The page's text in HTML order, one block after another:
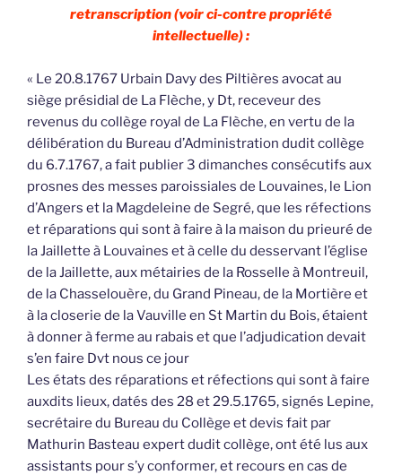
retranscription (voir ci-contre propriété
intellectuelle) :
« Le 20.8.1767 Urbain Davy des Piltières avocat au
siège présidial de La Flèche, y Dt, receveur des
revenus du collège royal de La Flèche, en vertu de la
délibération du Bureau d’Administration dudit collège
du 6.7.1767, a fait publier 3 dimanches consécutifs aux
prosnes des messes paroissiales de Louvaines, le Lion
d’Angers et la Magdeleine de Segré, que les réfections
et réparations qui sont à faire à la maison du prieuré de
la Jaillette à Louvaines et à celle du desservant l’église
de la Jaillette, aux métairies de la Rosselle à Montreuil,
de la Chasselouère, du Grand Pineau, de la Mortière et
à la closerie de la Vauville en St Martin du Bois, étaient
à donner à ferme au rabais et que l’adjudication devait
s’en faire Dvt nous ce jour
Les états des réparations et réfections qui sont à faire
auxdits lieux, datés des 28 et 29.5.1765, signés Lepine,
secrétaire du Bureau du Collège et devis fait par
Mathurin Basteau expert dudit collège, ont été lus aux
assistants pour s’y conformer, et recours en cas de